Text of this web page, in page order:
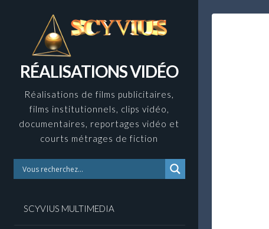
RÉALISATIONS VIDÉO
Réalisations de films publicitaires,
films institutionnels, clips vidéo,
documentaires, reportages vidéo et
courts métrages de fiction
SCYVIUS MULTIMEDIA